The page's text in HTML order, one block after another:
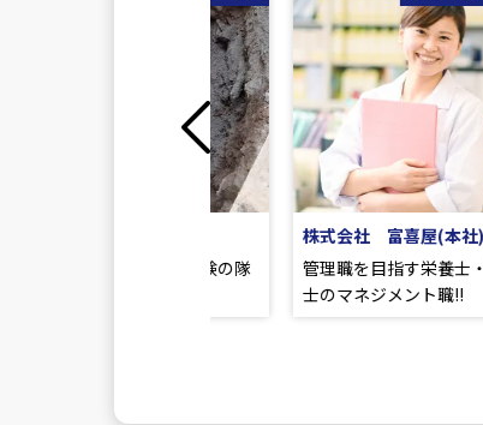
Previous
株式会社 富喜屋(本社)
管理職を目指す栄養士・管理栄養
士のマネジメント職!!